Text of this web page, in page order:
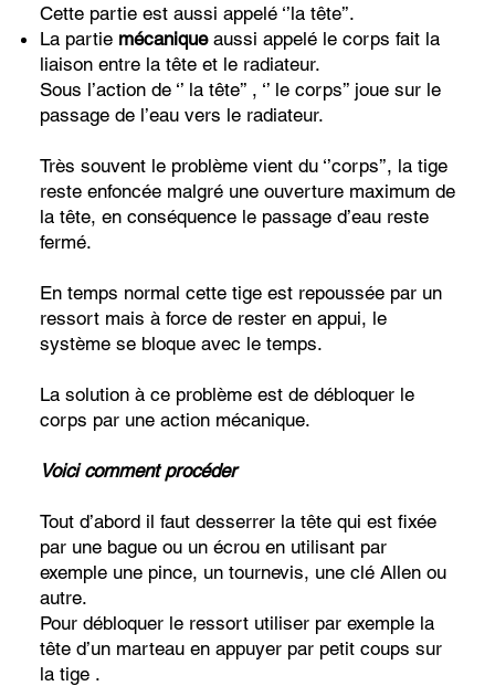
Cette partie est aussi appelé ‘’la tête’’.
La partie mécanique aussi appelé le corps fait la
liaison entre la tête et le radiateur.
Sous l’action de ‘’ la tête’’ , ‘’ le corps’’ joue sur le
passage de l’eau vers le radiateur.
Très souvent le problème vient du ‘’corps’’, la tige
reste enfoncée malgré une ouverture maximum de
la tête, en conséquence le passage d’eau reste
fermé.
En temps normal cette tige est repoussée par un
ressort mais à force de rester en appui, le
système se bloque avec le temps.
La solution à ce problème est de débloquer le
corps par une action mécanique.
Voici comment procéder
Tout d’abord il faut desserrer la tête qui est fixée
par une bague ou un écrou en utilisant par
exemple une pince, un tournevis, une clé Allen ou
autre.
Pour débloquer le ressort utiliser par exemple la
tête d’un marteau en appuyer par petit coups sur
la tige .